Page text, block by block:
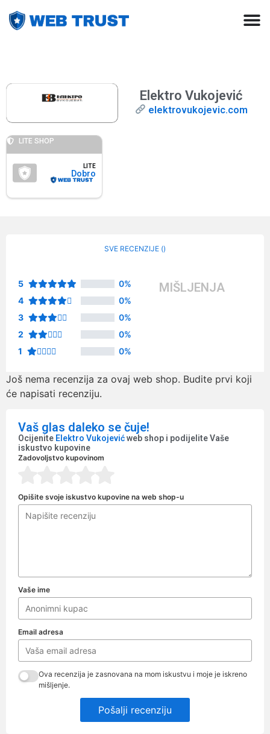
Elektro Vukojević
elektrovukojevic.com
LITE SHOP
LITE
Dobro
SVE RECENZIJE ()
5
0%
4
0%
3
0%
2
0%
1
0%
MIŠLJENJA
Još nema recenzija za ovaj web shop. Budite prvi koji
će napisati recenziju.
Vaš glas daleko se čuje!
Ocijenite Elektro Vukojevićweb shop i podijelite Vaše
iskustvo kupovine
Zadovoljstvo kupovinom
Opišite svoje iskustvo kupovine na web shop-u
Vaše ime
Email adresa
Ova recenzija je zasnovana na mom iskustvu i moje je iskreno
mišljenje.
Pošalji recenziju